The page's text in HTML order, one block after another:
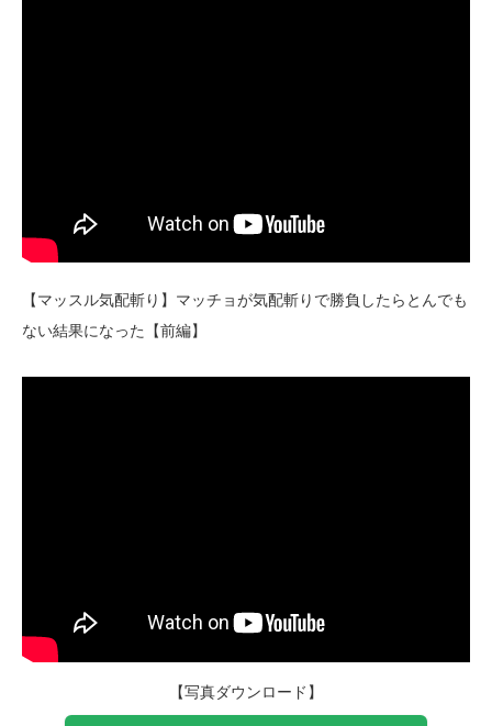
【マッスル気配斬り】マッチョが気配斬りで勝負したらとんでも
ない結果になった【前編】
【写真ダウンロード】